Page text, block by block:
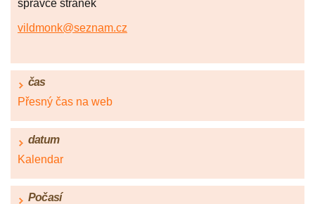
správce stránek
vildmonk@seznam.cz
čas
Přesný čas na web
datum
Kalendar
Počasí